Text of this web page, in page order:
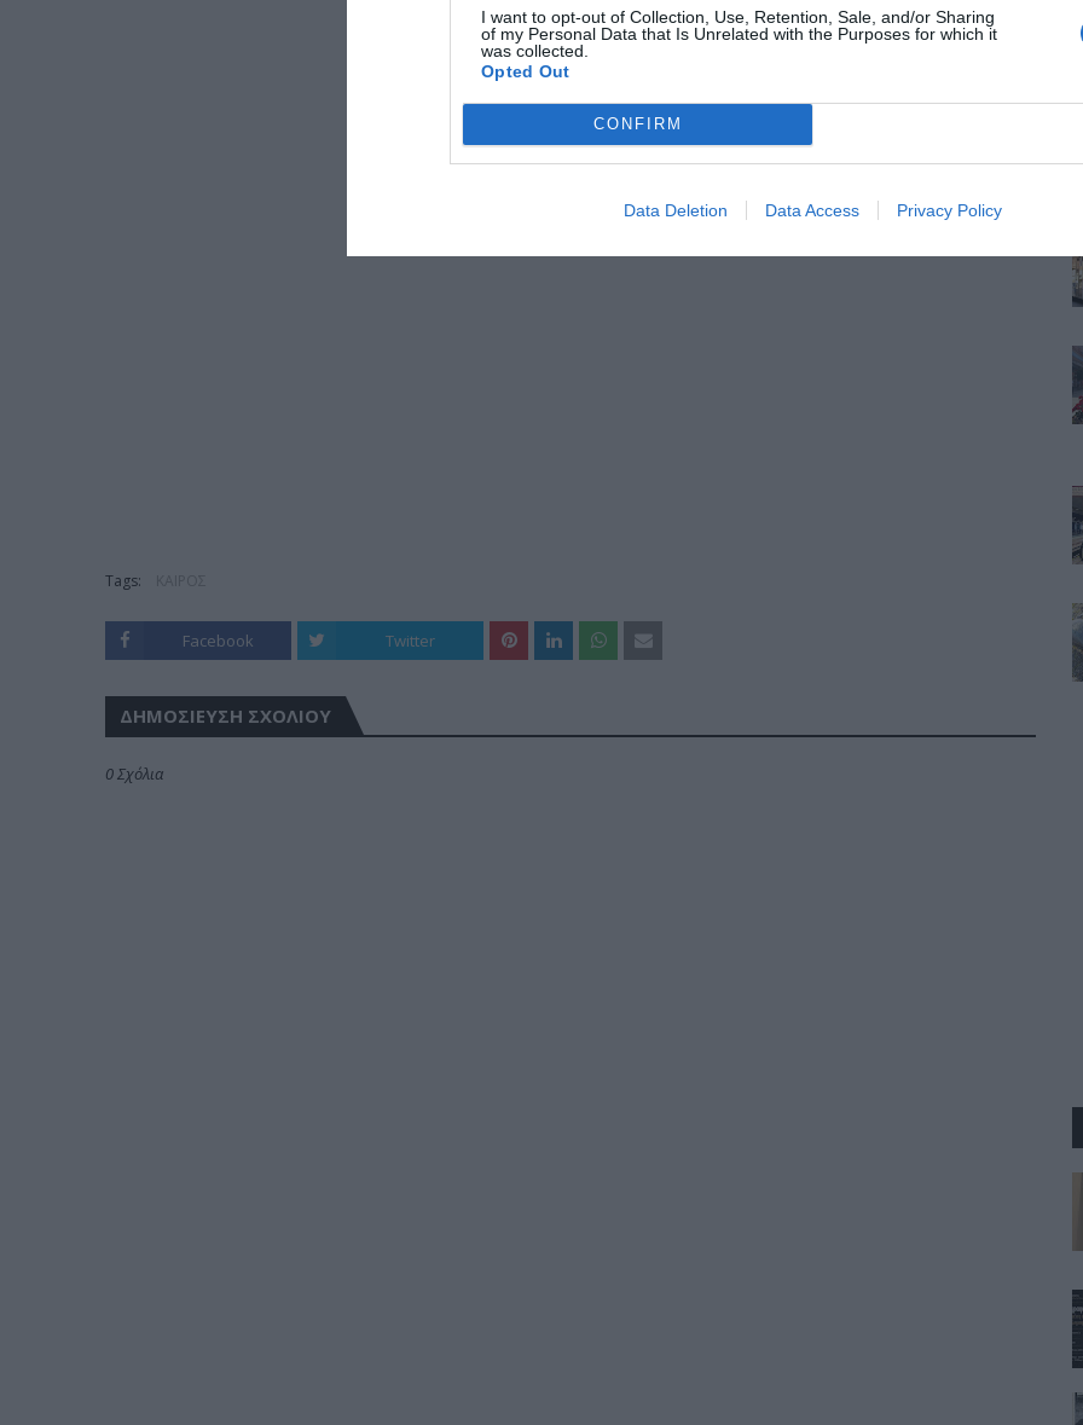
I want to opt-out of Collection, Use, Retention, Sale, and/or Sharing
of my Personal Data that Is Unrelated with the Purposes for which it
was collected.
Opted Out
CONFIRM
Data Deletion Data Access Privacy Policy
Tags:
Facebook Twitter
ΔΗΜΟΣΊΕΥΣΗ ΣΧΟΛΊΟΥ
0 Σχόλια